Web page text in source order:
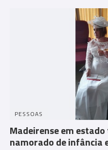
PESSOAS
Madeirense em
namorado de infância